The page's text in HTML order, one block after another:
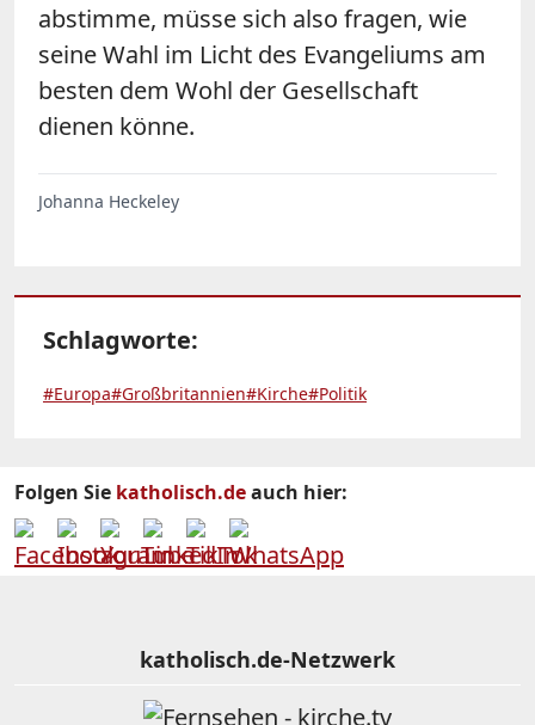
abstimme, müsse sich also fragen, wie
seine Wahl im Licht des Evangeliums am
besten dem Wohl der Gesellschaft
dienen könne.
Johanna Heckeley
Schlagworte:
#Europa#Großbritannien#Kirche#Politik
Folgen Sie katholisch.deauch hier:
katholisch.de-Netzwerk